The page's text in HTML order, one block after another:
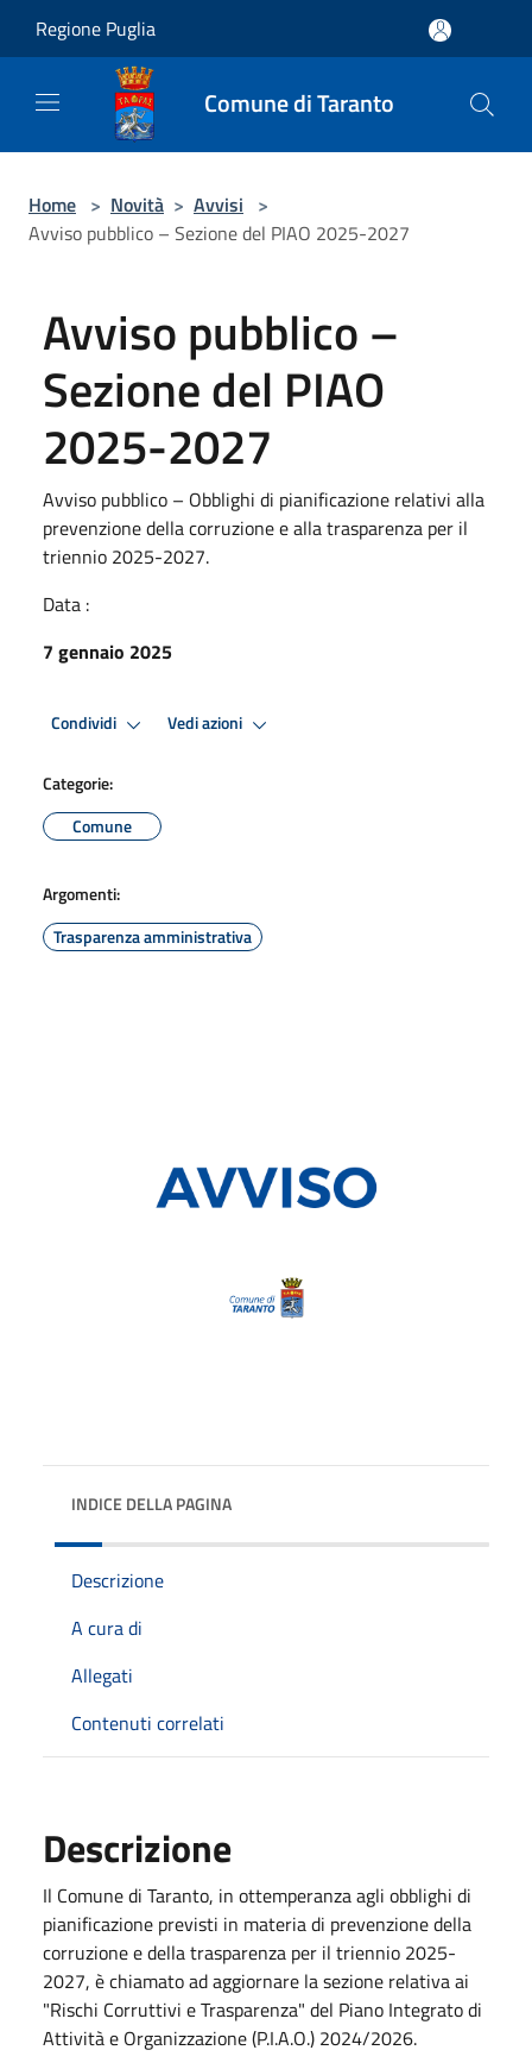
Regione Puglia
Comune di Taranto
Home > Novità > Avvisi >
Avviso pubblico – Sezione del PIAO 2025-2027
Avviso pubblico –
Sezione del PIAO
2025-2027
Avviso pubblico – Obblighi di pianificazione relativi alla
prevenzione della corruzione e alla trasparenza per il
triennio 2025-2027.
Data :
7 gennaio 2025
Condividi Vedi azioni
Categorie:
Comune
Argomenti:
Trasparenza amministrativa
INDICE DELLA PAGINA
Descrizione
A cura di
Allegati
Contenuti correlati
Descrizione
Il Comune di Taranto, in ottemperanza agli obblighi di
pianificazione previsti in materia di prevenzione della
corruzione e della trasparenza per il triennio 2025-
2027, è chiamato ad aggiornare la sezione relativa ai
"Rischi Corruttivi e Trasparenza" del Piano Integrato di
Attività e Organizzazione (P.I.A.O.) 2024/2026.